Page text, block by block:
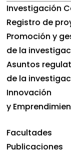
Investigación
Registro de
Promoción y
de la
Asuntos
de la
Innovación
y
Facultades
Publicaciones